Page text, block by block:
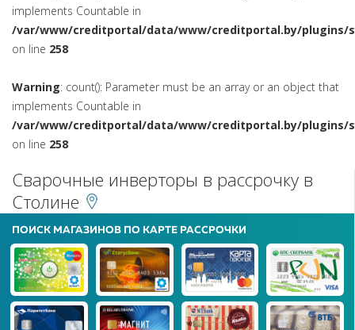
implements Countable in
/var/www/creditportal/data/www/creditportal.by/plugins/
on line 258
Warning: count(): Parameter must be an array or an object that
implements Countable in
/var/www/creditportal/data/www/creditportal.by/plugins/
on line 258
Сварочные инверторы в рассрочку в
Столине
ПОИСК МАГАЗИНОВ ПО КАРТЕ РАССРОЧКИ